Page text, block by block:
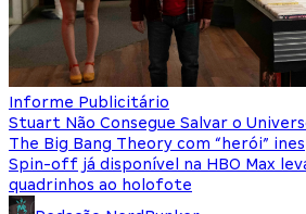
Informe Publicitário
Stuart Não Consegue Salvar o
The Big Bang Theory com “herói”
Spin-off já disponível na HBO Max
quadrinhos ao holofote